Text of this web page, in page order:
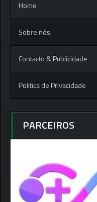
Home
Sobre nós
Contacto & Publicidade
Politica de Privacidade
PARCEIROS